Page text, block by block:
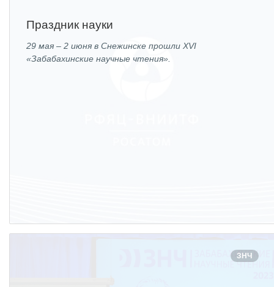
Праздник науки
29 мая – 2 июня в Снежинске прошли XVI
«Забабахинские научные чтения».
ЗНЧ